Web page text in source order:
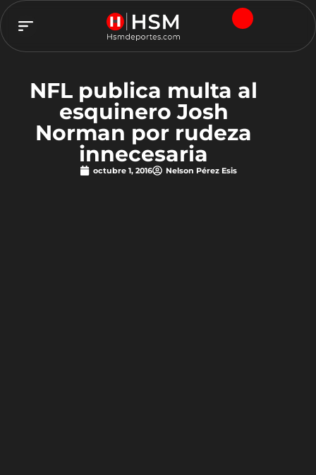
NFL publica multa al
esquinero Josh
Norman por rudeza
innecesaria
octubre 1, 2016 Nelson Pérez Esis